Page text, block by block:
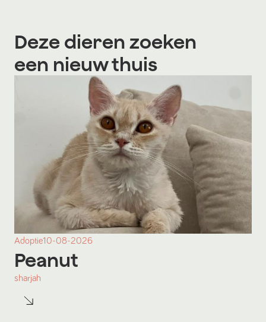
Deze dieren zoeken
een nieuw thuis
Adoptie10-08-2026
Peanut
sharjah